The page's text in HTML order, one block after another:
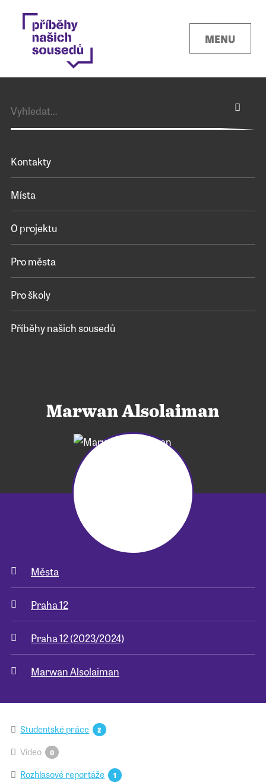
MENU
Kontakty
Místa
O projektu
Pro města
Pro školy
Příběhy našich sousedů
Marwan Alsolaiman
Města
Praha 12
Praha 12 (2023/2024)
Marwan Alsolaiman
Studentské práce 2
Video 0
Rozhlasové reportáže 1